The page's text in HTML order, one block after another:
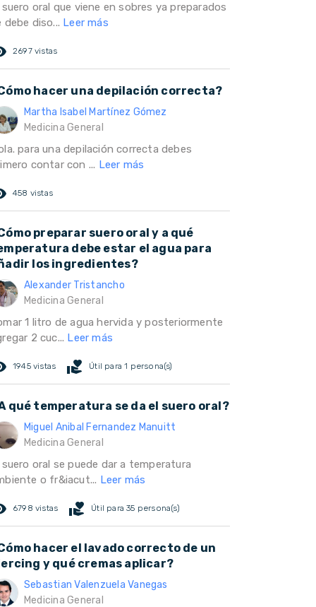
suero oral que viene en sobres ya preparados
debe diso... Leer más
2697 vistas
hacer una depilación correcta?
Martha Isabel Martínez Gómez
Medicina General
para una depilación correcta debes
contar con ... Leer más
458 vistas
preparar suero oral y a qué
debe estar el agua para
los ingredientes?
Alexander Tristancho
Medicina General
1 litro de agua hervida y posteriormente
2 cuc... Leer más
1945 vistas volunteer_activism Útil para 1 persona(s)
qué temperatura se da el suero oral?
Miguel Anibal Fernandez Manuitt
Medicina General
suero oral se puede dar a temperatura
o fr&iacut... Leer más
6798 vistas volunteer_activism Útil para 35 persona(s)
hacer el lavado correcto de un
y qué cremas aplicar?
Sebastian Valenzuela Vanegas
Medicina General